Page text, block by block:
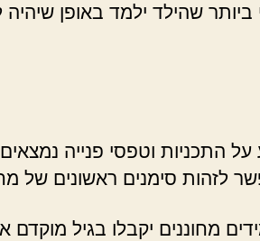
שהילד ילמד באופן שיהיה
התכניות וטפסי פנייה
לזהות סימנים ראשונים של
מחוננים יקבלו בגיל